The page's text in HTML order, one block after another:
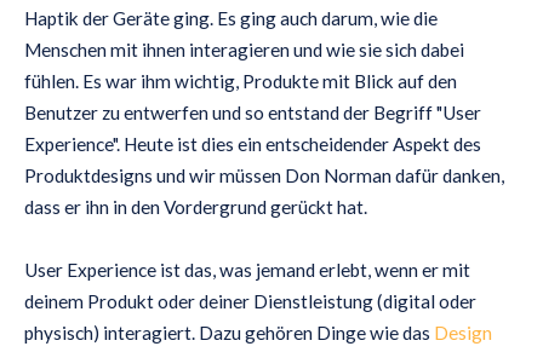
Haptik der Geräte ging. Es ging auch darum, wie die
Menschen mit ihnen interagieren und wie sie sich dabei
fühlen. Es war ihm wichtig, Produkte mit Blick auf den
Benutzer zu entwerfen und so entstand der Begriff "User
Experience". Heute ist dies ein entscheidender Aspekt des
Produktdesigns und wir müssen Don Norman dafür danken,
dass er ihn in den Vordergrund gerückt hat.
User Experience ist das, was jemand erlebt, wenn er mit
deinem Produkt oder deiner Dienstleistung (digital oder
physisch) interagiert. Dazu gehören Dinge wie das Design